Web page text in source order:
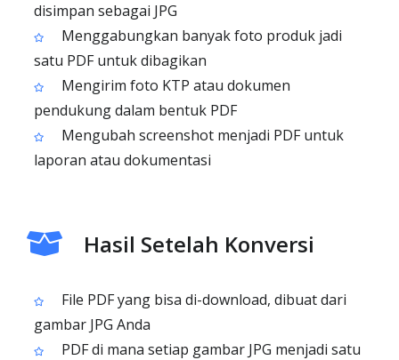
disimpan sebagai JPG
Menggabungkan banyak foto produk jadi
satu PDF untuk dibagikan
Mengirim foto KTP atau dokumen
pendukung dalam bentuk PDF
Mengubah screenshot menjadi PDF untuk
laporan atau dokumentasi
Hasil Setelah Konversi
File PDF yang bisa di-download, dibuat dari
gambar JPG Anda
PDF di mana setiap gambar JPG menjadi satu